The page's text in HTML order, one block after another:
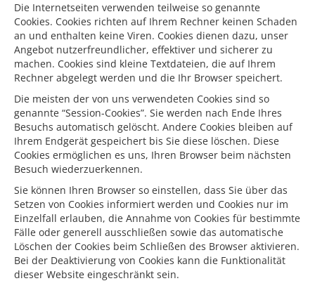
Die Internetseiten verwenden teilweise so genannte
Cookies. Cookies richten auf Ihrem Rechner keinen Schaden
an und enthalten keine Viren. Cookies dienen dazu, unser
Angebot nutzerfreundlicher, effektiver und sicherer zu
machen. Cookies sind kleine Textdateien, die auf Ihrem
Rechner abgelegt werden und die Ihr Browser speichert.
Die meisten der von uns verwendeten Cookies sind so
genannte “Session-Cookies”. Sie werden nach Ende Ihres
Besuchs automatisch gelöscht. Andere Cookies bleiben auf
Ihrem Endgerät gespeichert bis Sie diese löschen. Diese
Cookies ermöglichen es uns, Ihren Browser beim nächsten
Besuch wiederzuerkennen.
Sie können Ihren Browser so einstellen, dass Sie über das
Setzen von Cookies informiert werden und Cookies nur im
Einzelfall erlauben, die Annahme von Cookies für bestimmte
Fälle oder generell ausschließen sowie das automatische
Löschen der Cookies beim Schließen des Browser aktivieren.
Bei der Deaktivierung von Cookies kann die Funktionalität
dieser Website eingeschränkt sein.